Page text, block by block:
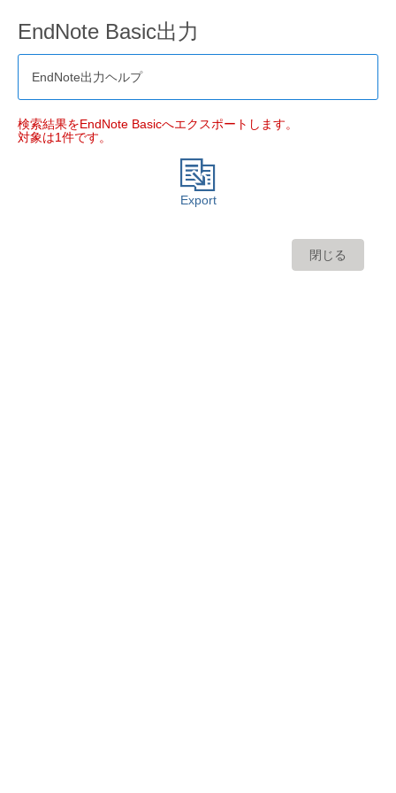
EndNote Basic出力
EndNote出力ヘルプ
検索結果をEndNote Basicへエクスポートします。
対象は1件です。
Export